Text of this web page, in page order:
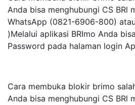
Anda bisa menghubungi CS BRl
WhatsApp (0821-6906-800)
)Melalui aplikasi BRImo Anda
Password pada halaman login
Cara membuka blokir brimo
Anda bisa menghubungi CS BRl